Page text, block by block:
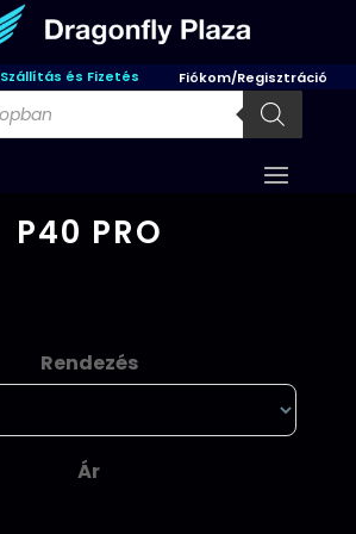
Szállítás és Fizetés Fiókom/Regisztráció
P40 PRO
Rendezés
Ár